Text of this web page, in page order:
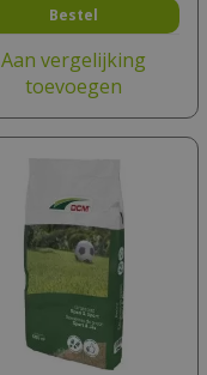
Bestel
Aan vergelijking
toevoegen